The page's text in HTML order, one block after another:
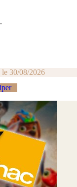
le 30/08/2026